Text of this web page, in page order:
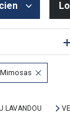
LAVANDOU